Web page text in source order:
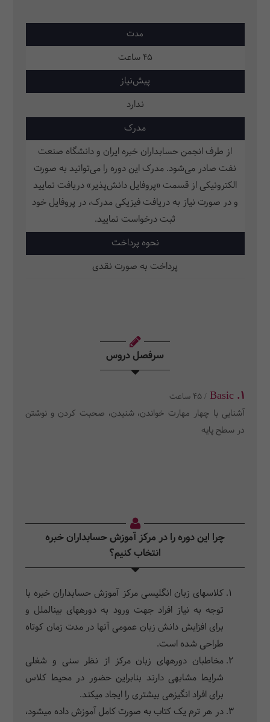
مدت
45 ساعت
پیش‌نیاز
ندارد
مدرک
از طرف انجمن حسابداران خبره ایران و دانشگاه صنعت
نفت صادر می‌شود. مدرک این دوره را می‌توانید به صورت
الکترونیکی از قسمت «پروفایل دانش‌پذیر» دریافت نمایید
و در صورت نیاز به دریافت فیزیکی مدرک، در پروفایل خود
ثبت‌ درخواست نمایید.
نحوه پرداخت
پرداخت به صورت نقدی
سرفصل دروس
1. Basic / 45 ساعت
آشنایی با چهار مهارت خواندن، شنیدن، صحبت کردن و نوشتن
در سطح پایه
چرا این دوره را در مرکز آموزش حسابداران خبره
انتخاب کنیم؟
کلاس‎های زبان انگلیسی مرکز آموزش حسابداران خبره با
توجه به نیاز افراد جهت ورود به دوره‎های بین‎الملل و
برای افزایش دانش زبان عمومی آنها در مدت زمان کوتاه
طراحی شده است.
مخاطبان دوره‎های زبان مرکز از نظر سنی و شغلی
شرایط مشابهی دارند بنابراین حضور در محیط کلاس
برای افراد انگیزه‎ی بیشتری را ایجاد می‎کند.
در هر ترم یک کتاب به صورت کامل آموزش داده می‎شود،